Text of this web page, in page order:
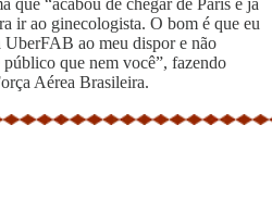
ir ao ginecologista. O bom é que eu
UberFAB ao meu dispor e não
que nem você”, fazendo
Aérea Brasileira.